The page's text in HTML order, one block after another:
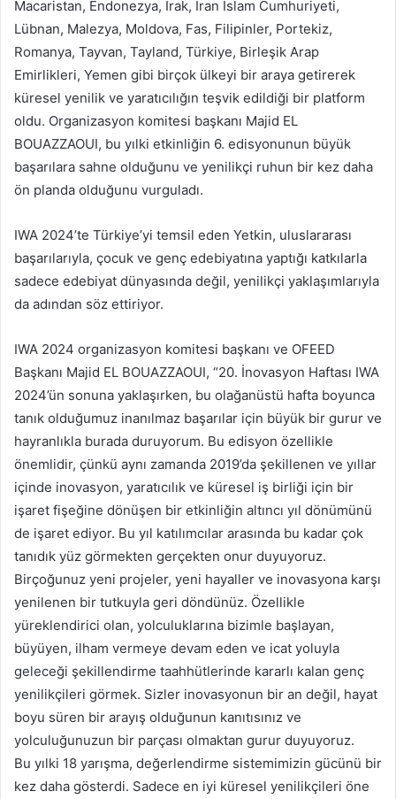
Macaristan, Endonezya, Irak, İran İslam Cumhuriyeti,
Lübnan, Malezya, Moldova, Fas, Filipinler, Portekiz,
Romanya, Tayvan, Tayland, Türkiye, Birleşik Arap
Emirlikleri, Yemen gibi birçok ülkeyi bir araya getirerek
küresel yenilik ve yaratıcılığın teşvik edildiği bir platform
oldu. Organizasyon komitesi başkanı Majid EL
BOUAZZAOUI, bu yılki etkinliğin 6. edisyonunun büyük
başarılara sahne olduğunu ve yenilikçi ruhun bir kez daha
ön planda olduğunu vurguladı.
IWA 2024’te Türkiye’yi temsil eden Yetkin, uluslararası
başarılarıyla, çocuk ve genç edebiyatına yaptığı katkılarla
sadece edebiyat dünyasında değil, yenilikçi yaklaşımlarıyla
da adından söz ettiriyor.
IWA 2024 organizasyon komitesi başkanı ve OFEED
Başkanı Majid EL BOUAZZAOUI, “20. İnovasyon Haftası IWA
2024’ün sonuna yaklaşırken, bu olağanüstü hafta boyunca
tanık olduğumuz inanılmaz başarılar için büyük bir gurur ve
hayranlıkla burada duruyorum. Bu edisyon özellikle
önemlidir, çünkü aynı zamanda 2019’da şekillenen ve yıllar
içinde inovasyon, yaratıcılık ve küresel iş birliği için bir
işaret fişeğine dönüşen bir etkinliğin altıncı yıl dönümünü
de işaret ediyor. Bu yıl katılımcılar arasında bu kadar çok
tanıdık yüz görmekten gerçekten onur duyuyoruz.
Birçoğunuz yeni projeler, yeni hayaller ve inovasyona karşı
yenilenen bir tutkuyla geri döndünüz. Özellikle
yüreklendirici olan, yolculuklarına bizimle başlayan,
büyüyen, ilham vermeye devam eden ve icat yoluyla
geleceği şekillendirme taahhütlerinde kararlı kalan genç
yenilikçileri görmek. Sizler inovasyonun bir an değil, hayat
boyu süren bir arayış olduğunun kanıtısınız ve
yolculuğunuzun bir parçası olmaktan gurur duyuyoruz.
Bu yılki 18 yarışma, değerlendirme sistemimizin gücünü bir
kez daha gösterdi. Sadece en iyi küresel yenilikçileri öne